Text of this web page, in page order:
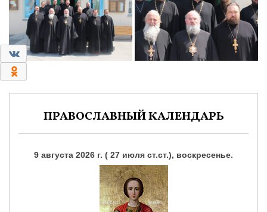
0
ПРАВОСЛАВНЫЙ КАЛЕНДАРЬ
9 августа 2026 г. ( 27 июля ст.ст.), воскресенье.